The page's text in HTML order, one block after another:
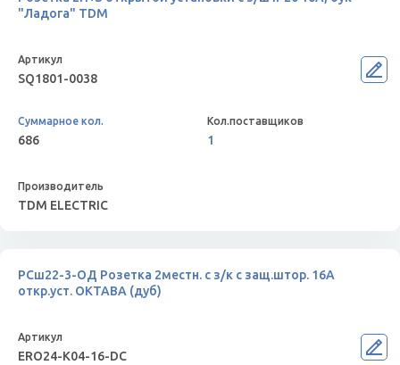
"Ладога" TDM
SQ1801-0038
686 1
TDM ELECTRIC
РСш22-3-ОД Розетка 2местн. с з/к с защ.штор. 16А
откр.уст. ОКТАВА (дуб)
ERO24-K04-16-DC